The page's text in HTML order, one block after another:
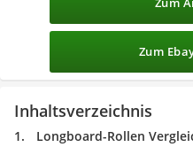
Zum
Inhaltsverzeichnis
Longboard-Rollen